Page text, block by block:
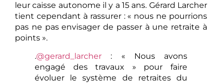
leur caisse autonome il y a 15 ans. Gérard Larcher
tient cependant à rassurer : « nous ne pourrions
pas ne pas envisager de passer à une retraite à
points ».
.@gerard_larcher : « Nous avons
engagé des travaux » pour faire
évoluer le système de retraites du